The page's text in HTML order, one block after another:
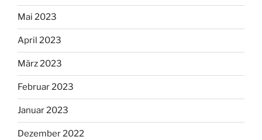
Mai 2023
April 2023
März 2023
Februar 2023
Januar 2023
Dezember 2022